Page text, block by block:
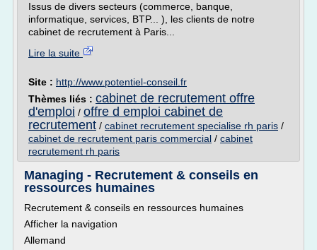
Issus de divers secteurs (commerce, banque,
informatique, services, BTP... ), les clients de notre
cabinet de recrutement à Paris...
Lire la suite
Site : http://www.potentiel-conseil.fr
Thèmes liés : cabinet de recrutement offre
d'emploi / offre d emploi cabinet de
recrutement / cabinet recrutement specialise rh paris /
cabinet de recrutement paris commercial / cabinet
recrutement rh paris
Managing - Recrutement & conseils en
ressources humaines
Recrutement & conseils en ressources humaines
Afficher la navigation
Allemand